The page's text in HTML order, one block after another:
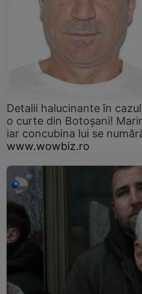
Detalii halucinante în
o curte din Botoșani!
iar concubina lui se
www.wowbiz.ro